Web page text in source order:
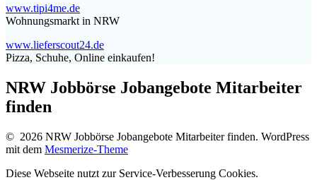
www.tipi4me.de
Wohnungsmarkt in NRW
www.lieferscout24.de
Pizza, Schuhe, Online einkaufen!
NRW Jobbörse Jobangebote Mitarbeiter
finden
© 2026 NRW Jobbörse Jobangebote Mitarbeiter finden. WordPress
mit dem Mesmerize-Theme
Diese Webseite nutzt zur Service-Verbesserung Cookies.